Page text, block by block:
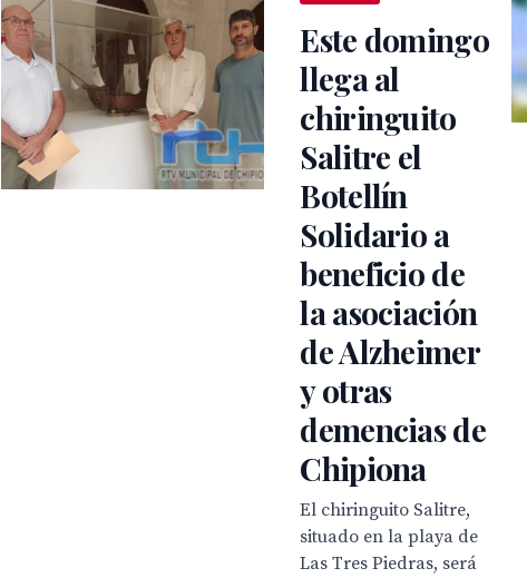
Este domingo
llega al
chiringuito
Salitre el
Botellín
Solidario a
beneficio de
la asociación
de Alzheimer
y otras
demencias de
Chipiona
El chiringuito Salitre,
situado en la playa de
Las Tres Piedras, será